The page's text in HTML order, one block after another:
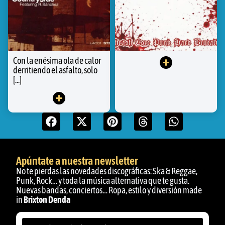
Con la enésima ola de calor
derritiendo el asfalto, solo
[...]
Apúntate a nuestra newsletter
No te pierdas las novedades discográficas: Ska & Reggae,
Punk, Rock… y toda la música alternativa que te gusta.
Nuevas bandas, conciertos… Ropa, estilo y diversión made
inBrixton Denda